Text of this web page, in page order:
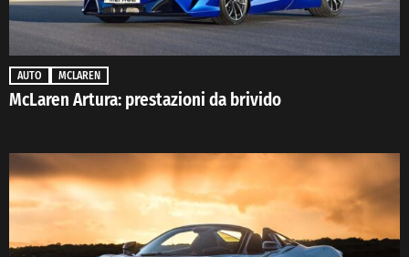
AUTO MCLAREN
McLaren Artura: prestazioni da brivido